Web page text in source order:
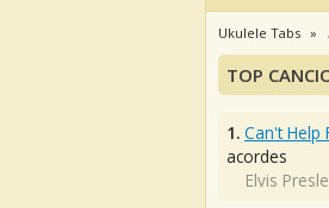
Ukulele Tabs
TOP
1. Can't Help
acordes
Elvis